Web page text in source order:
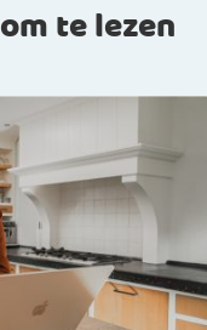
om te lezen